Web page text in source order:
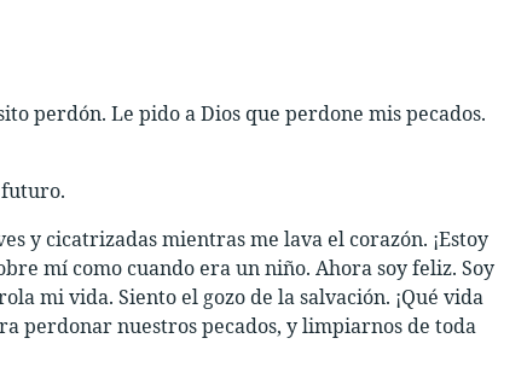
perdón. Le pido a Dios que perdone mis pecados.
futuro.
y cicatrizadas mientras me lava el corazón. ¡Estoy
mí como cuando era un niño. Ahora soy feliz. Soy
mi vida. Siento el gozo de la salvación. ¡Qué vida
perdonar nuestros pecados, y limpiarnos de toda